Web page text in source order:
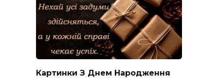
Картинки З Днем Народження